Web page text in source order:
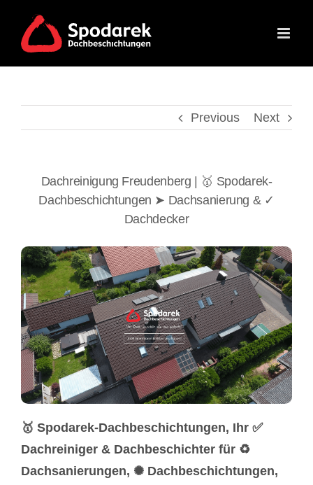
content
Previous Next
Dachreinigung Freudenberg | 🥇 Spodarek-
Dachbeschichtungen ➤ Dachsanierung & ✓
Dachdecker
🥇 Spodarek-Dachbeschichtungen, Ihr ✅
Dachreiniger & Dachbeschichter für ♻
Dachsanierungen, ✺ Dachbeschichtungen,